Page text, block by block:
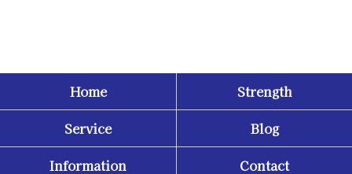
Home
Strength
Service
Blog
Information
Contact